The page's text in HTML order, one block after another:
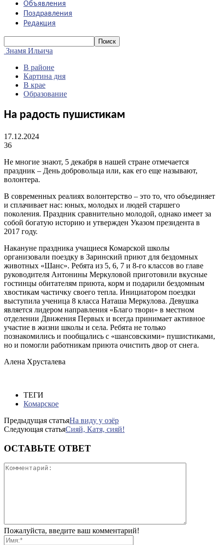
Объявления
Поздравления
Редакция
Знамя Ильича
В районе
Картина дня
В крае
Образование
На радость пушистикам
17.12.2024
36
Не многие знают, 5 декабря в нашей стране отмечается
праздник – День добровольца или, как его еще называют,
волонтера.
В современных реалиях волонтерство – это то, что объединяет
и сплачивает нас: юных, молодых и людей старшего
поколения. Праздник сравнительно молодой, однако имеет за
собой богатую историю и утвержден Указом президента в
2017 году.
Накануне праздника учащиеся Комарской школы
организовали поездку в Заринский приют для бездомных
животных «Шанс». Ребята из 5, 6, 7 и 8-го классов во главе
руководителя Антонины Меркуловой приготовили вкусные
гостинцы обитателям приюта, корм и подарили бездомным
хвостикам частичку своего тепла. Инициатором поездки
выступила ученица 8 класса Наташа Меркулова. Девушка
является лидером направления «Благо твори» в местном
отделении Движения Первых и всегда принимает активное
участие в жизни школы и села. Ребята не только
познакомились и пообщались с «шансовскими» пушистиками,
но и помогли работникам приюта очистить двор от снега.
Алена Хрусталева
ТЕГИ
Комарское
Предыдущая статьяНа виду у озёр
Следующая статьяСияй, Катя, сияй!
ОСТАВЬТЕ ОТВЕТ
Пожалуйста, введите ваш комментарий!